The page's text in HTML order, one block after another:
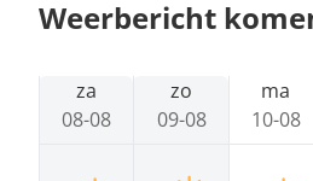
Weerbericht
za
08-08
zo
09-08
ma
10-08